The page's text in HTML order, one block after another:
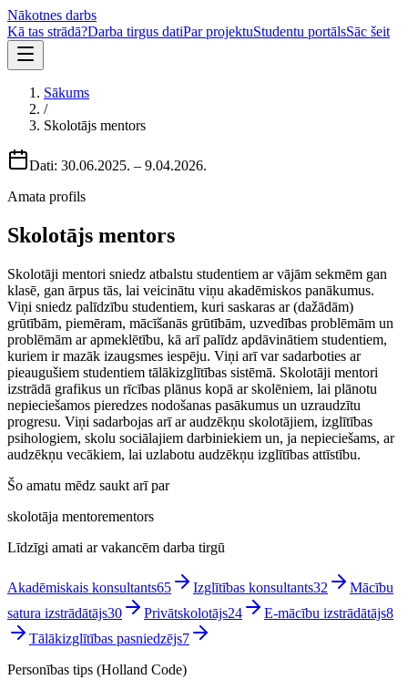
Nākotnes darbs
Kā tas strādā?Darba tirgus datiPar projektuStudentu portālsSāc šeit
Sākums
/
Skolotājs mentors
Dati: 30.06.2025. – 9.04.2026.
Amata profils
Skolotājs mentors
Skolotāji mentori sniedz atbalstu studentiem ar vājām sekmēm gan
klasē, gan ārpus tās, lai veicinātu viņu akadēmiskos panākumus.
Viņi sniedz palīdzību studentiem, kuri saskaras ar (dažādām)
grūtībām, piemēram, mācīšanās grūtībām, uzvedības problēmām un
problēmām ar apmeklētību, kā arī palīdz apdāvinātiem studentiem,
kuriem ir mazāk izaugsmes iespēju. Viņi arī var sadarboties ar
pieaugušiem studentiem tālākizglītības sistēmā. Skolotāji mentori
izstrādā grafikus un rīcības plānus kopā ar skolēniem, lai plānotu
nepieciešamos pieredzes nodošanas pasākumus un uzraudzītu
progresu. Viņi sadarbojas arī ar audzēkņu skolotājiem, izglītības
psihologiem, skolu sociālajiem darbiniekiem un, ja nepieciešams, ar
audzēkņu vecākiem, lai uzlabotu audzēkņu izglītības attīstību.
Šo amatu mēdz saukt arī par
skolotāja mentorementors
Līdzīgi amati ar vakancēm darba tirgū
Akadēmiskais konsultants65 Izglītības konsultants32
Mācību
satura izstrādātājs30 Privātskolotājs24 E-mācību izstrādātājs8
Tālākizglītības pasniedzējs7
Personības tips (Holland Code)